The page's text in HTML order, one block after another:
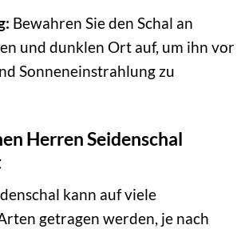
Bewahren Sie den Schal an
und dunklen Ort auf, um ihn vor
Sonneneinstrahlung zu
Herren Seidenschal
kann auf viele
getragen werden, je nach